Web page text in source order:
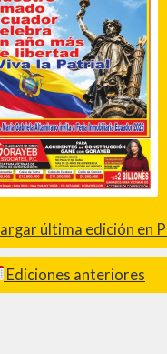
última edición en
Ediciones anteriores